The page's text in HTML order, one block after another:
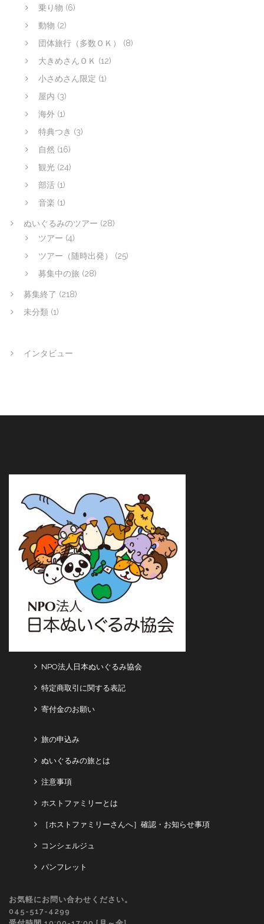
乗り物 (6)
動物 (2)
団体旅行（多数ＯＫ）
(8)
大きめさんＯＫ (12)
小さめさん限定 (1)
屋内 (3)
海外 (1)
特典つき (3)
自然 (16)
観光 (24)
部活 (1)
音楽 (1)
ぬいぐるみのツアー (28)
ツアー (4)
ツアー（随時出発）
(25)
募集中の旅 (28)
募集終了 (218)
未分類 (1)
インタビュー
NPO法人日本ぬいぐるみ協会
特定商取引に関する表記
寄付金のお願い
旅の申込み
ぬいぐるみの旅とは
注意事項
ホストファミリーとは
［ホストファミリーさんへ］確認・お知らせ事項
コンシェルジュ
パンフレット
お気軽にお問い合わせください。
045-517-4299